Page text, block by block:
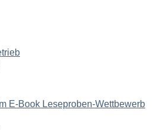
E-Book Leseproben-Wettbewerb